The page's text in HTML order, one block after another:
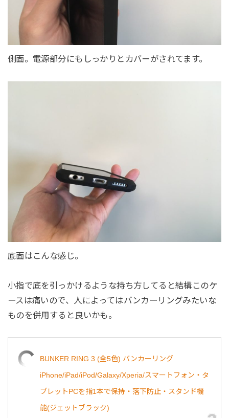
側面。電源部分にもしっかりとカバーがされてます。
底面はこんな感じ。
小指で底を引っかけるような持ち方してると結構このケ
ースは痛いので、人によってはバンカーリングみたいな
ものを併用すると良いかも。
BUNKER RING 3 (全5色) バンカーリング
iPhone/iPad/iPod/Galaxy/Xperia/スマートフォン・タ
ブレットPCを指1本で保持・落下防止・スタンド機
能(ジェットブラック)